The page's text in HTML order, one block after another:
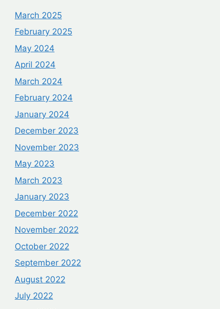
March 2025
February 2025
May 2024
April 2024
March 2024
February 2024
January 2024
December 2023
November 2023
May 2023
March 2023
January 2023
December 2022
November 2022
October 2022
September 2022
August 2022
July 2022